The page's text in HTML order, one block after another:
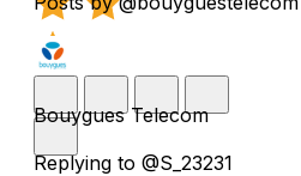
Bouygues Telecom
Replying to @S_23231